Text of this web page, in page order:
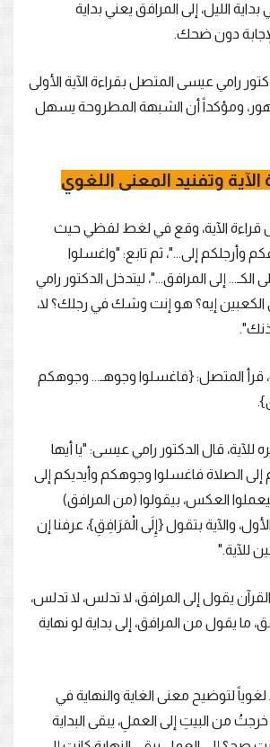
بداية الليل، إلى المرافق يعني بداية
دون ضحك.
رامي عيسى المتصل بقراءة الآية الأولى
ومؤكداً أن الشبهة المطروحة يسهل
وتفنيد المعنى اللغوي
قراءة الآية، وقع في لغط لفظي حيث
وأرجلكم إلى..."، ثم تابع: "واغسلوا
إلى المرافق..."، ليتدخل الدكتور رامي
إيه؟ هو إنت وشك في رجلك؟ لا،
قرأ المتصل: {فاغسلوا وجوهـ... وجوهكم
قال الدكتور رامي عيسى: "يا أيها
إلى الصلاة فاغسلوا وجوهكم وأيديكم إلى
العكس، بيقولوا (من المرافق)
والآية بتقول {إِلَى الْمَرَافِقِ}، عرفنا إن
للآية."
يقول إلى المرافق، لا تدلس، لا تدلس،
ما يقول من المرافق، إلى بداية لو نهاية
لتوضيح معنى الغاية والنهاية في
خرجتُ من البيتِ إلى العملِ، يبقى البداية